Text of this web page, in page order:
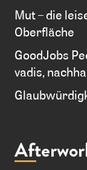
Mut – die
Oberfläche
GoodJobs
vadis,